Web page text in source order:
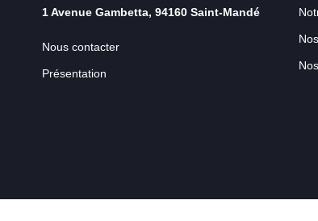
1 Avenue Gambetta, 94160 Saint-Mandé
Nous contacter
Présentation